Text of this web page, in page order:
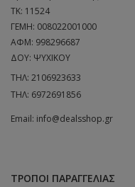
ΤΚ: 11524
ΓΕΜΗ: 008022001000
ΑΦΜ: 998296687
ΔΟΥ: ΨΥΧΙΚΟΥ
ΤΗΛ: 2106923633
ΤΗΛ: 6972691856
Email: info@dealsshop.gr
ΤΡΌΠΟΙ ΠΑΡΑΓΓΕΛΊΑΣ